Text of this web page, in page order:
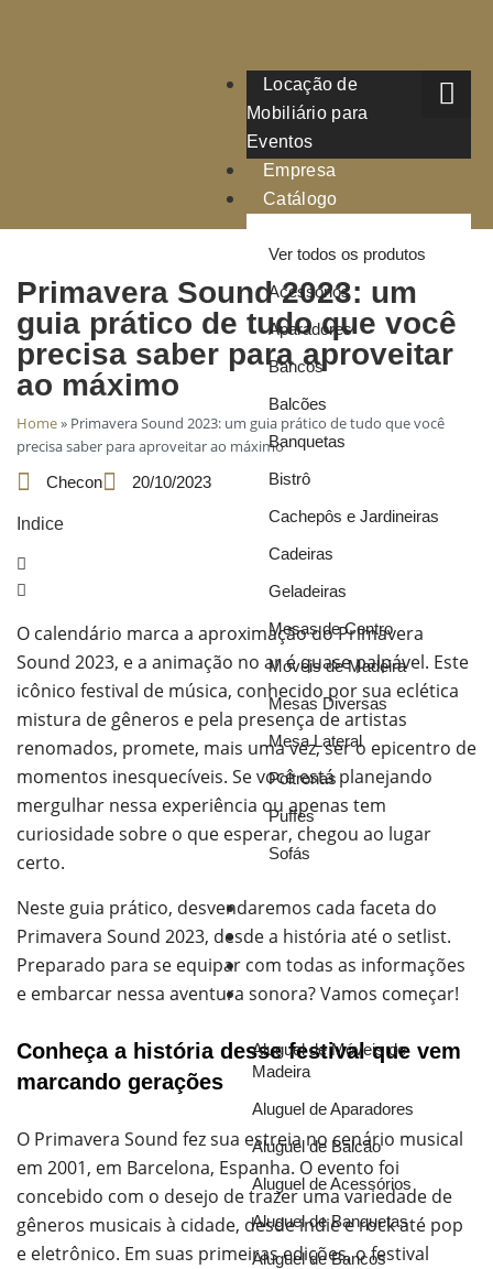
Locação de
Mobiliário para
Eventos
Empresa
Catálogo
Ver todos os produtos
Acessórios
Aparadores
Bancos
Balcões
Banquetas
Bistrô
Cachepôs e Jardineiras
Cadeiras
Geladeiras
Mesas de Centro
Móveis de Madeira
Mesas Diversas
Mesa Lateral
Poltronas
Puffes
Sofás
Móveis
Ar Condicionado
Octanorm
Soluções
Aluguel de Móveis de
Madeira
Aluguel de Aparadores
Aluguel de Balcão
Aluguel de Acessórios
Aluguel de Banquetas
Aluguel de Bancos
Primavera Sound 2023: um
guia prático de tudo que você
precisa saber para aproveitar
ao máximo
Home» Primavera Sound 2023: um guia prático de tudo que você
precisa saber para aproveitar ao máximo
Checon 20/10/2023
Indice
O calendário marca a aproximação do Primavera
Sound 2023, e a animação no ar é quase palpável. Este
icônico festival de música, conhecido por sua eclética
mistura de gêneros e pela presença de artistas
renomados, promete, mais uma vez, ser o epicentro de
momentos inesquecíveis. Se você está planejando
mergulhar nessa experiência ou apenas tem
curiosidade sobre o que esperar, chegou ao lugar
certo.
Neste guia prático, desvendaremos cada faceta do
Primavera Sound 2023, desde a história até o setlist.
Preparado para se equipar com todas as informações
e embarcar nessa aventura sonora? Vamos começar!
Conheça a história desse festival que vem
marcando gerações
O Primavera Sound fez sua estreia no cenário musical
em 2001, em Barcelona, Espanha. O evento foi
concebido com o desejo de trazer uma variedade de
gêneros musicais à cidade, desde indie e rock até pop
e eletrônico. Em suas primeiras edições, o festival